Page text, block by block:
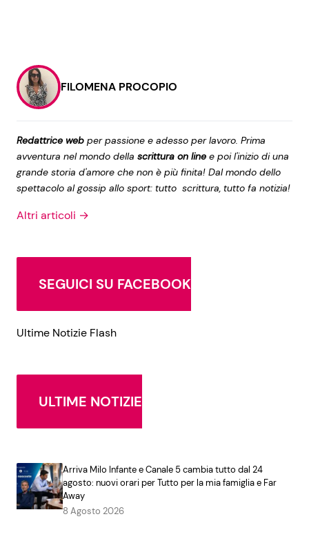
FILOMENA PROCOPIO
Redattrice web per passione e adesso per lavoro. Prima
avventura nel mondo della scrittura on line e poi l'inizio di una
grande storia d'amore che non è più finita! Dal mondo dello
spettacolo al gossip allo sport: tutto scrittura, tutto fa notizia!
Altri articoli →
SEGUICI SU FACEBOOK
Ultime Notizie Flash
ULTIME NOTIZIE
Arriva Milo Infante e Canale 5 cambia tutto dal 24
agosto: nuovi orari per Tutto per la mia famiglia e Far
Away
8 Agosto 2026